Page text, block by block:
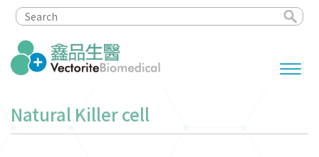
Natural Killer cell